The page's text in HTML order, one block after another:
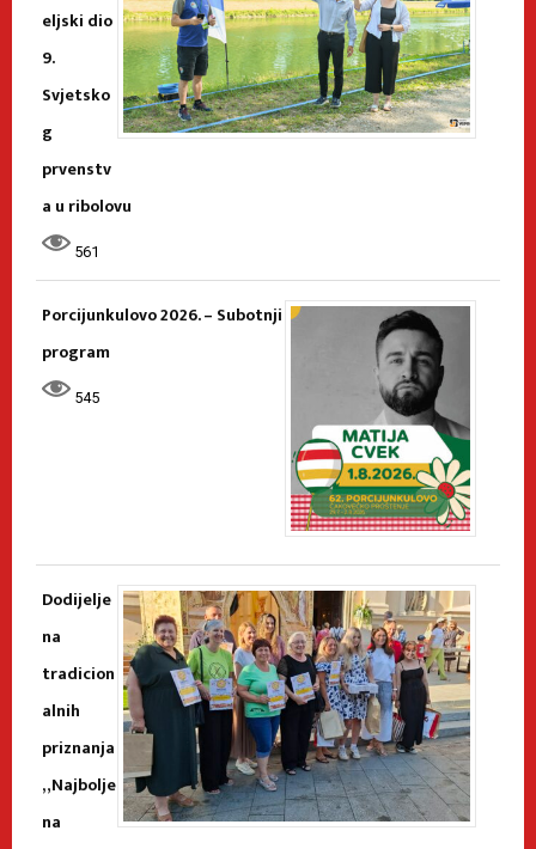
eljski dio
9.
Svjetsko
g
prvenstv
a u ribolovu
561
Porcijunkulovo 2026. – Subotnji
program
545
Dodijelje
na
tradicion
alnih
priznanja
„Najbolje
na